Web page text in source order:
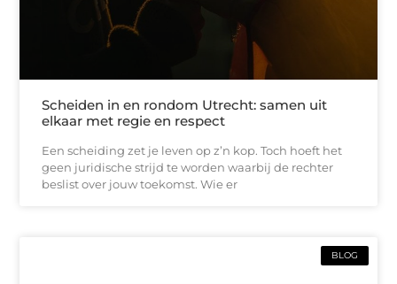
Scheiden in en rondom Utrecht: samen uit
elkaar met regie en respect
Een scheiding zet je leven op z’n kop. Toch hoeft het
geen juridische strijd te worden waarbij de rechter
beslist over jouw toekomst. Wie er
BLOG